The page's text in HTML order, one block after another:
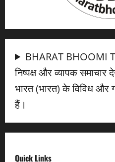
BHARAT BHOOMI
निष्पक्ष और व्यापक समाचार
भारत (भारत) के विविध और
हैं।
Quick Links